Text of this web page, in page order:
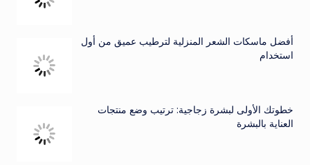
أفضل ماسكات الشعر المنزلية لترطيب عميق من أول
استخدام
خطوتك الأولى لبشرة زجاجية: ترتيب وضع منتجات
العناية بالبشرة